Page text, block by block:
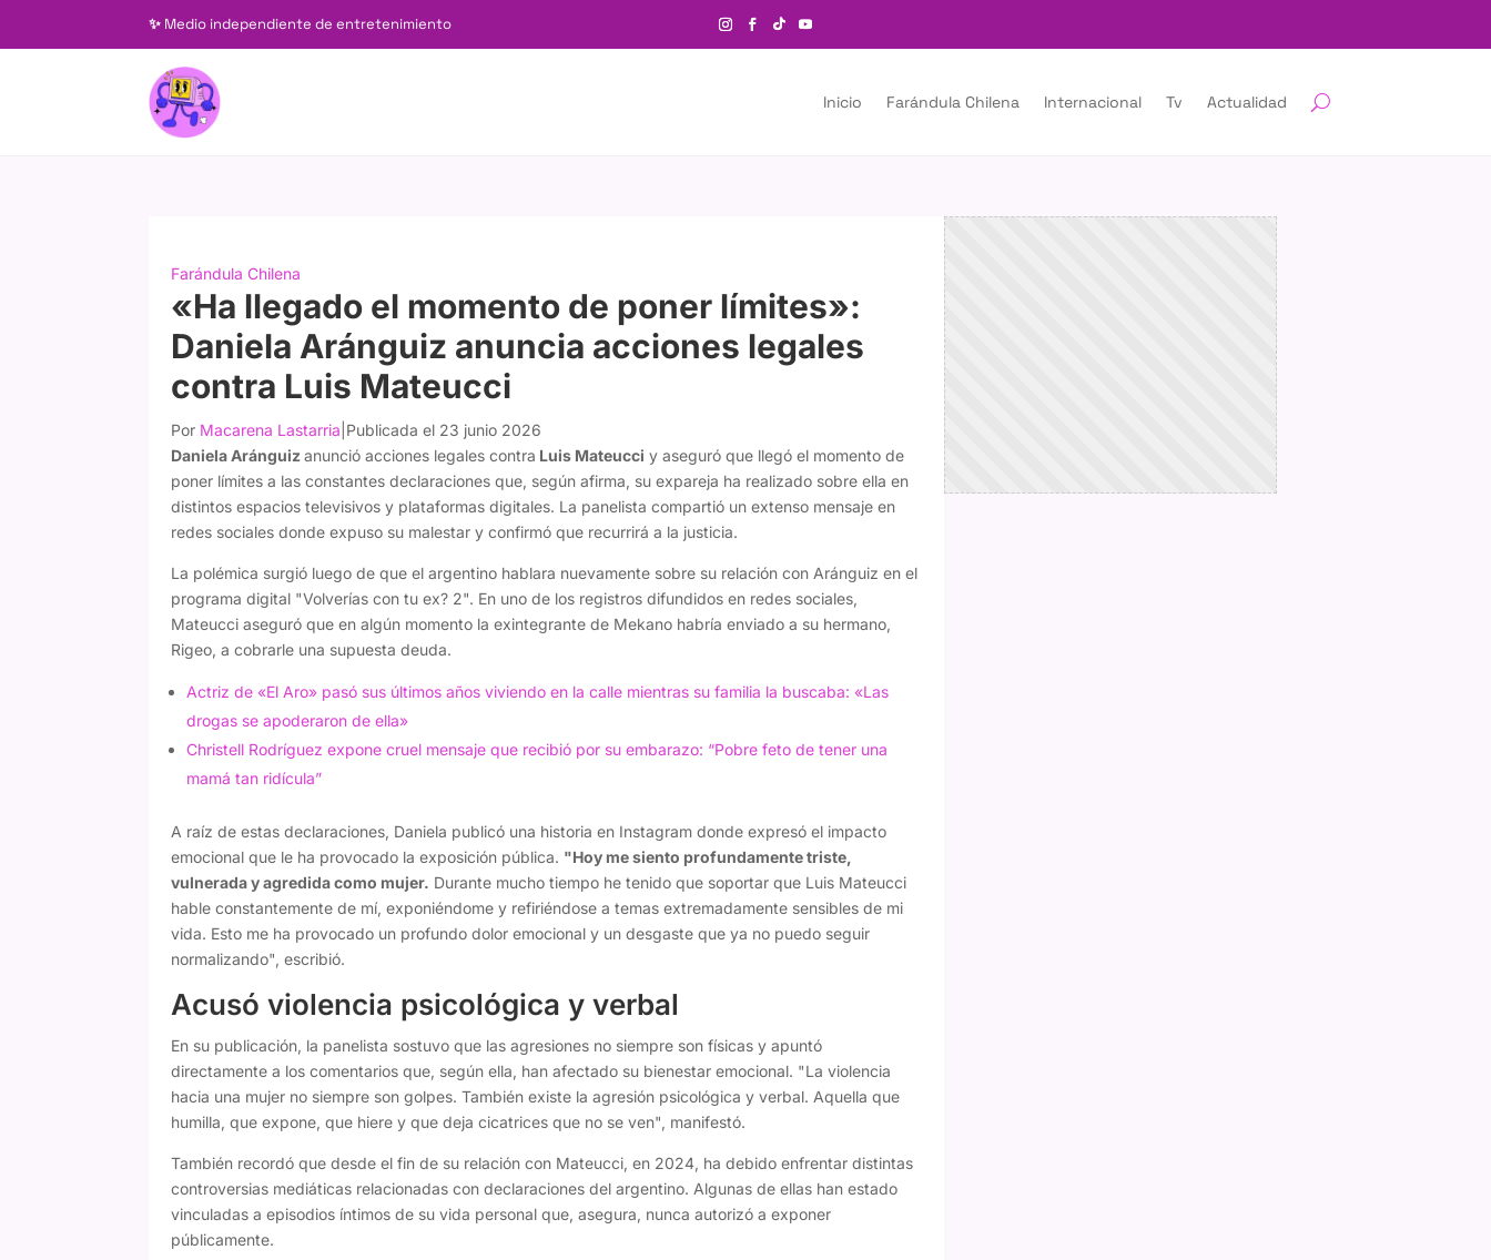
✨ Medio independiente de entretenimiento
Inicio Farándula Chilena Internacional Tv Actualidad
Farándula Chilena
«Ha llegado el momento de poner límites»:
Daniela Aránguiz anuncia acciones legales
contra Luis Mateucci
Por Macarena Lastarria Publicada el 23 junio 2026
Daniela Aránguizanunció acciones legales contra Luis Mateucci y aseguró que llegó el momento de
poner límites a las constantes declaraciones que, según afirma, su expareja ha realizado sobre ella en
distintos espacios televisivos y plataformas digitales. La panelista compartió un extenso mensaje en
redes sociales donde expuso su malestar y confirmó que recurrirá a la justicia.
La polémica surgió luego de que el argentino hablara nuevamente sobre su relación con Aránguiz en el
programa digital "Volverías con tu ex? 2". En uno de los registros difundidos en redes sociales,
Mateucci aseguró que en algún momento la exintegrante de Mekano habría enviado a su hermano,
Rigeo, a cobrarle una supuesta deuda.
Actriz de «El Aro» pasó sus últimos años viviendo en la calle mientras su familia la buscaba: «Las
drogas se apoderaron de ella»
Christell Rodríguez expone cruel mensaje que recibió por su embarazo: “Pobre feto de tener una
mamá tan ridícula”
A raíz de estas declaraciones, Daniela publicó una historia en Instagram donde expresó el impacto
emocional que le ha provocado la exposición pública. "Hoy me siento profundamente triste,
vulnerada y agredida como mujer. Durante mucho tiempo he tenido que soportar que Luis Mateucci
hable constantemente de mí, exponiéndome y refiriéndose a temas extremadamente sensibles de mi
vida. Esto me ha provocado un profundo dolor emocional y un desgaste que ya no puedo seguir
normalizando", escribió.
Acusó violencia psicológica y verbal
En su publicación, la panelista sostuvo que las agresiones no siempre son físicas y apuntó
directamente a los comentarios que, según ella, han afectado su bienestar emocional. "La violencia
hacia una mujer no siempre son golpes. También existe la agresión psicológica y verbal. Aquella que
humilla, que expone, que hiere y que deja cicatrices que no se ven", manifestó.
También recordó que desde el fin de su relación con Mateucci, en 2024, ha debido enfrentar distintas
controversias mediáticas relacionadas con declaraciones del argentino. Algunas de ellas han estado
vinculadas a episodios íntimos de su vida personal que, asegura, nunca autorizó a exponer
públicamente.